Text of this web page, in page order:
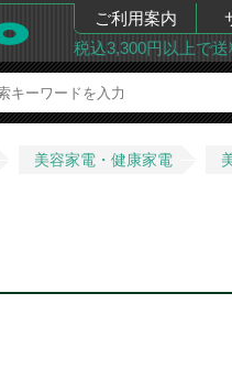
ご利用案内
税込3,300円以上で
美容家電・健康家電